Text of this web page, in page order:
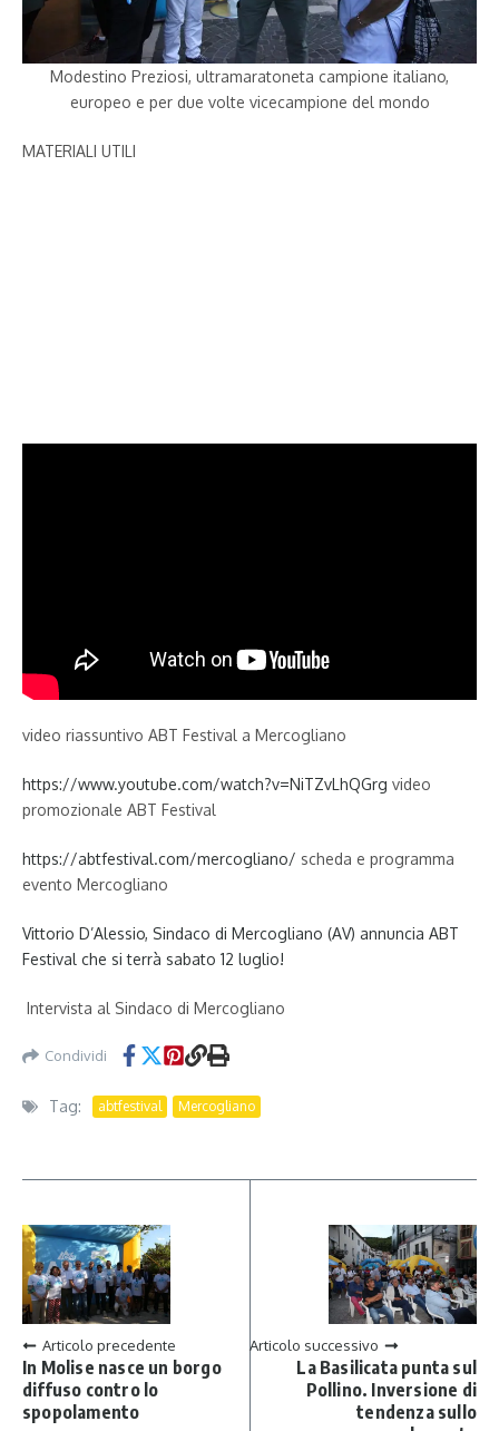
Modestino Preziosi, ultramaratoneta campione italiano,
europeo e per due volte vicecampione del mondo
MATERIALI UTILI
video riassuntivo ABT Festival a Mercogliano
https://www.youtube.com/watch?v=NiTZvLhQGrg video
promozionale ABT Festival
https://abtfestival.com/mercogliano/ scheda e programma
evento Mercogliano
Vittorio D’Alessio, Sindaco di Mercogliano (AV) annuncia ABT
Festival che si terrà sabato 12 luglio!
Intervista al Sindaco di Mercogliano
Condividi
Tag: abtfestival Mercogliano
Articolo precedente
In Molise nasce un borgo
diffuso contro lo
spopolamento
Articolo successivo
La Basilicata punta sul
Pollino. Inversione di
tendenza sullo